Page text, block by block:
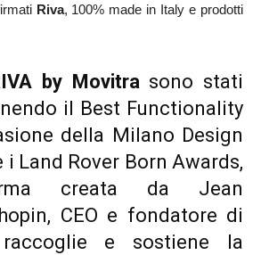
Riva, 100% made in Italy e prodotti
by Movitrasono stati
il Best Functionality
della Milano Design
i Land Rover Born Awards,
creata da Jean
CEO e fondatore di
raccoglie e sostiene la